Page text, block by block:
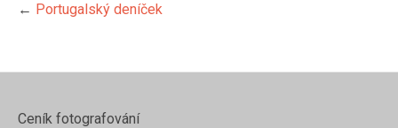
← Portugalský deníček
Ceník fotografování